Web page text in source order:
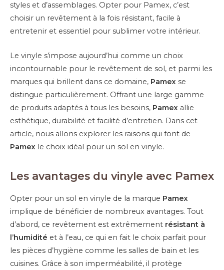
styles et d’assemblages. Opter pour Pamex, c’est
choisir un revêtement à la fois résistant, facile à
entretenir et essentiel pour sublimer votre intérieur.
Le vinyle s’impose aujourd’hui comme un choix
incontournable pour le revêtement de sol, et parmi les
marques qui brillent dans ce domaine, Pamex se
distingue particulièrement. Offrant une large gamme
de produits adaptés à tous les besoins, Pamex allie
esthétique, durabilité et facilité d’entretien. Dans cet
article, nous allons explorer les raisons qui font de
Pamex le choix idéal pour un sol en vinyle.
Les avantages du vinyle avec Pamex
Opter pour un sol en vinyle de la marque Pamex
implique de bénéficier de nombreux avantages. Tout
d’abord, ce revêtement est extrêmement résistant à
l’humidité et à l’eau, ce qui en fait le choix parfait pour
les pièces d’hygiène comme les salles de bain et les
cuisines. Grâce à son imperméabilité, il protège